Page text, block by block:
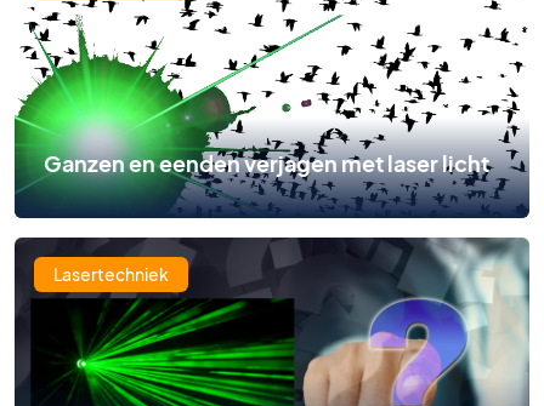
Ganzen en eenden verjagen met laser licht
Lasertechniek